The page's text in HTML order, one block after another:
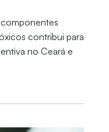
contribui para
no Ceará e